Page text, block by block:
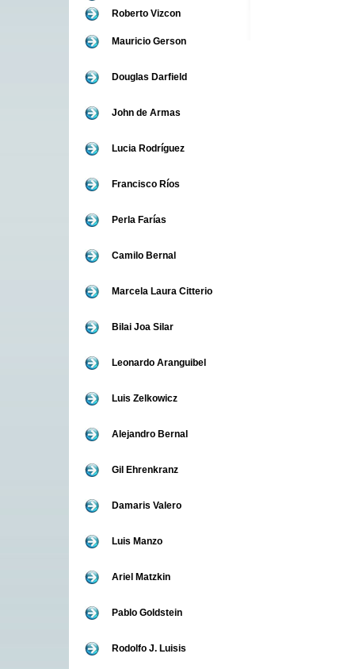
Roberto Vizcon
Mauricio Gerson
Douglas Darfield
John de Armas
Lucia Rodríguez
Francisco Ríos
Perla Farías
Camilo Bernal
Marcela Laura Citterio
Bilai Joa Silar
Leonardo Aranguibel
Luis Zelkowicz
Alejandro Bernal
Gil Ehrenkranz
Damaris Valero
Luis Manzo
Ariel Matzkin
Pablo Goldstein
Rodolfo J. Luisis